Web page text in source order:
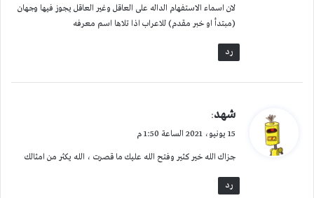
لان اسماء الاستفهام الداله على العاقل وغير العاقل يجوز فيها وجهان
(مبتدأ او خبر مقدم) للاعراب اذا تلاها اسم معرفه
رد
ي
ل
شهد:
15 يونيو، 2021 الساعة 1:50 م
جزاك الله خير كثير وفتح الله عليك ما قصرت ، الله يكثر من امثالك
رد